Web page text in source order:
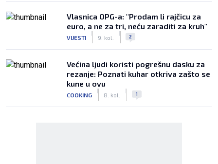
Vlasnica OPG-a: "Prodam li rajčicu za
euro, a ne za tri, neću zaraditi za kruh"
VIJESTI 9. kol. 2
Većina ljudi koristi pogrešnu dasku za
rezanje: Poznati kuhar otkriva zašto se
kune u ovu
COOKING 8. kol. 1